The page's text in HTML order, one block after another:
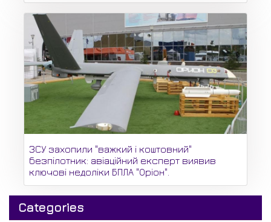
ЗСУ захопили "важкий і коштовний"
безпілотник: авіаційний експерт виявив
ключові недоліки БПЛА "Оріон".
Categories